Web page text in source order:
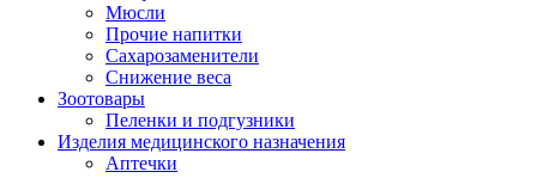
Мюсли
Прочие напитки
Сахарозаменители
Снижение веса
Зоотовары
Пеленки и подгузники
Изделия медицинского назначения
Аптечки